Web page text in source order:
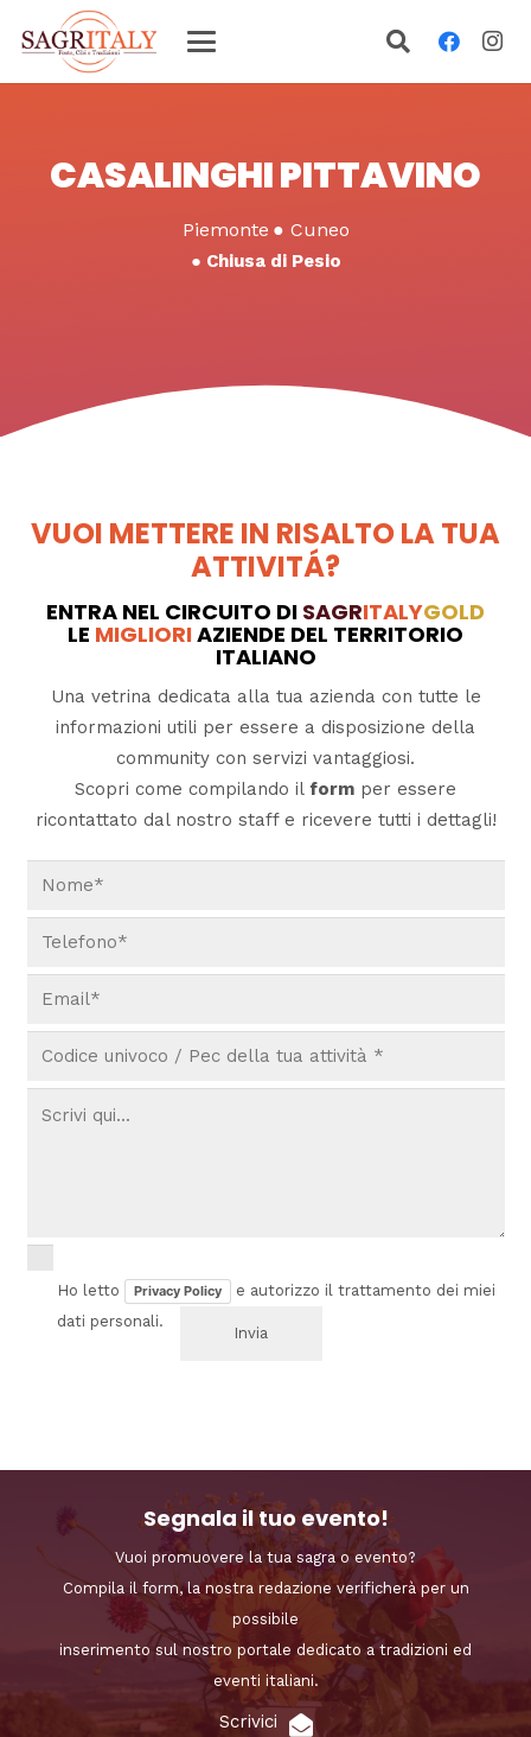
CASALINGHI PITTAVINO
Piemonte ● Cuneo
● Chiusa di Pesio
VUOI METTERE IN RISALTO LA TUA
ATTIVITÁ?
ENTRA NEL CIRCUITO DI SAGRITALYGOLD
LE MIGLIORIAZIENDE DEL TERRITORIO
ITALIANO
Una vetrina dedicata alla tua azienda con tutte le
informazioni utili per essere a disposizione della
community con servizi vantaggiosi.
Scopri come compilando il form per essere
ricontattato dal nostro staff e ricevere tutti i dettagli!
Ho letto Privacy Policy
e autorizzo il trattamento dei miei
dati personali.
Segnala il tuo evento!
Vuoi promuovere la tua sagra o evento?
Compila il form, la nostra redazione verificherà per un
possibile
inserimento sul nostro portale dedicato a tradizioni ed
eventi italiani.
Scrivici